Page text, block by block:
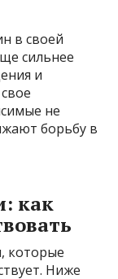
в своей
сильнее
и
не
борьбу в
как
которые
Ниже